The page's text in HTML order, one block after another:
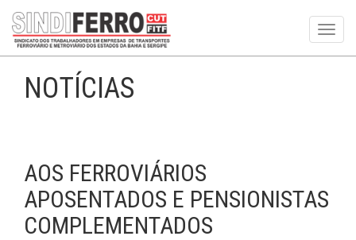
NOTÍCIAS
AOS FERROVIÁRIOS
APOSENTADOS E PENSIONISTAS
COMPLEMENTADOS